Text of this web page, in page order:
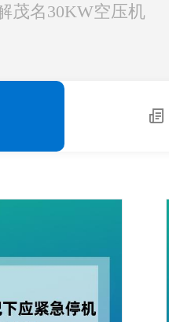
茂名30KW空压机